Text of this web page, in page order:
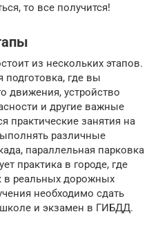
то все получится!
из нескольких этапов.
подготовка, где вы
движения, устройство
и другие важные
практические занятия на
различные
параллельная парковка
практика в городе, где
в реальных дорожных
необходимо сдать
и экзамен в ГИБДД.